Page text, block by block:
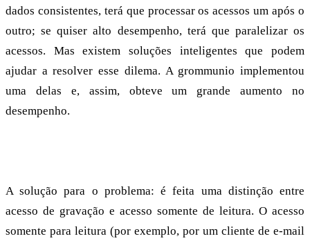
dados consistentes, terá que processar os acessos um após o
outro; se quiser alto desempenho, terá que paralelizar os
acessos. Mas existem soluções inteligentes que podem
ajudar a resolver esse dilema. A grommunio implementou
uma delas e, assim, obteve um grande aumento no
desempenho.
A solução para o problema: é feita uma distinção entre
acesso de gravação e acesso somente de leitura. O acesso
somente para leitura (por exemplo, por um cliente de e-mail